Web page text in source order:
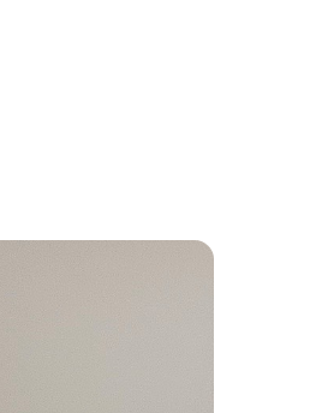
ボ企画『Bリー
特別出演決